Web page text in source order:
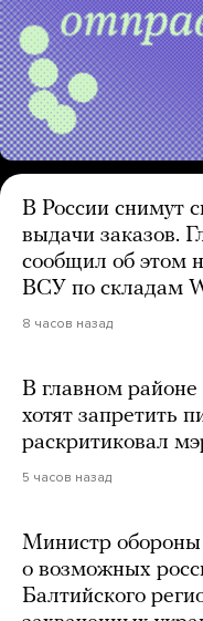
В России снимут
выдачи заказов.
сообщил об этом
ВСУ по складам
8 часов назад
В главном
хотят запретить
раскритиковал
5 часов назад
Министр
о возможных
Балтийского